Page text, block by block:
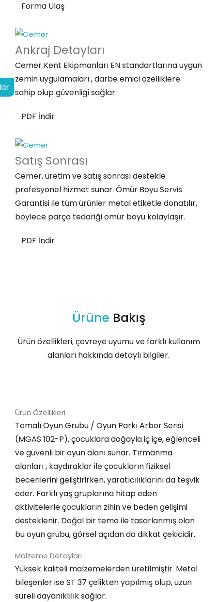
Forma Ulaş
Ankraj Detayları
Cemer Kent Ekipmanları EN standartlarına uygun
zemin uygulamaları , darbe emici özelliklere
sahip olup güvenliği sağlar.
PDF İndir
Satış Sonrası
Cemer, üretim ve satış sonrası destekle
profesyonel hizmet sunar. Ömür Boyu Servis
Garantisi ile tüm ürünler metal etiketle donatılır,
böylece parça tedariği ömür boyu kolaylaşır.
PDF İndir
Ürüne Bakış
Ürün özellikleri, çevreye uyumu ve farklı kullanım
alanları hakkında detaylı bilgiler.
Ürün Özellikleri
Temalı Oyun Grubu / Oyun Parkı Arbor Serisi
(MGAS 102-P), çocuklara doğayla iç içe, eğlenceli
ve güvenli bir oyun alanı sunar. Tırmanma
alanları , kaydıraklar ile çocukların fiziksel
becerilerini geliştirirken, yaratıcılıklarını da teşvik
eder. Farklı yaş gruplarına hitap eden
aktivitelerle çocukların zihin ve beden gelişimi
desteklenir. Doğal bir tema ile tasarlanmış olan
bu oyun grubu, görsel açıdan da dikkat çekicidir.
Malzeme Detayları
Yüksek kaliteli malzemelerden üretilmiştir. Metal
bileşenler ise ST 37 çelikten yapılmış olup, uzun
süreli dayanıklılık sağlar.